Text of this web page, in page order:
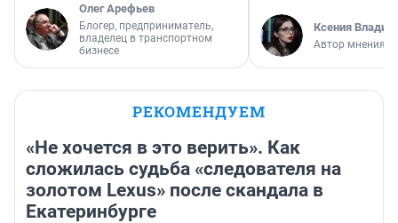
Олег Арефьев
Блогер, предприниматель,
владелец в транспортном
бизнесе
Ксения
Автор мнения
РЕКОМЕНДУЕМ
«Не хочется в это верить». Как
сложилась судьба «следователя на
золотом Lexus» после скандала в
Екатеринбурге